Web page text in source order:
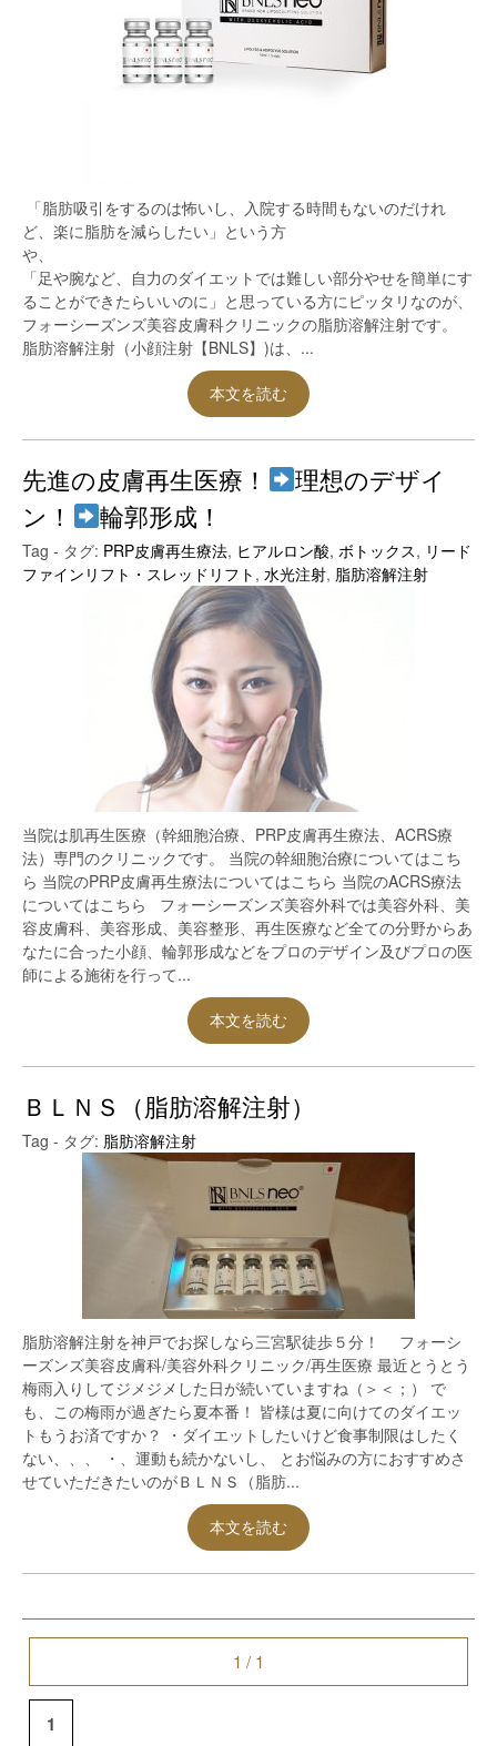
「脂肪吸引をするのは怖いし、入院する時間もないのだけれ
ど、楽に脂肪を減らしたい」という方
や
「足や腕など、自力のダイエットでは難しい部分やせを簡単にす
ることができたらいいのに」と思っている方にピッタリなのが、
フォーシーズンズ美容皮膚科クリニックの脂肪溶解注射です。
脂肪溶解注射（小顔注射【BNLS】)は、...
本文を読む
先進の皮膚再生医療！
理想のデザイ
ン！
輪郭形成！
Tag - タグ: PRP皮膚再生療法, ヒアルロン酸, ボトックス, リード
ファインリフト・スレッドリフト , 水光注射, 脂肪溶解注射
当院は肌再生医療（幹細胞治療、PRP皮膚再生療法、ACRS療
法）専門のクリニックです。 当院の幹細胞治療についてはこち
ら 当院のPRP皮膚再生療法についてはこちら 当院のACRS療法
についてはこちら フォーシーズンズ美容外科では美容外科、美
容皮膚科、美容形成、美容整形、再生医療など全ての分野からあ
なたに合った小顔、輪郭形成などをプロのデザイン及びプロの医
師による施術を行って...
本文を読む
ＢＬＮＳ（脂肪溶解注射）
Tag - タグ: 脂肪溶解注射
脂肪溶解注射を神戸でお探しなら三宮駅徒歩５分！ フォーシ
ーズンズ美容皮膚科/美容外科クリニック/再生医療 最近とうとう
梅雨入りしてジメジメした日が続いていますね（＞＜；） で
も、この梅雨が過ぎたら夏本番！ 皆様は夏に向けてのダイエッ
トもうお済ですか？ ・ダイエットしたいけど食事制限はしたく
ない、、、 ・、運動も続かないし、 とお悩みの方におすすめさ
せていただきたいのがＢＬＮＳ（脂肪...
本文を読む
1 / 1
1